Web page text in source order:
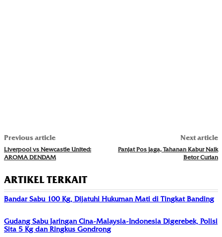
Previous article
Liverpool vs Newcastle United:
AROMA DENDAM
Next article
Panjat Pos Jaga, Tahanan Kabur Naik
Betor Curian
ARTIKEL TERKAIT
Bandar Sabu 100 Kg, Dijatuhi Hukuman Mati di Tingkat Banding
Gudang Sabu Jaringan Cina-Malaysia-Indonesia Digerebek, Polisi
Sita 5 Kg dan Ringkus Gondrong